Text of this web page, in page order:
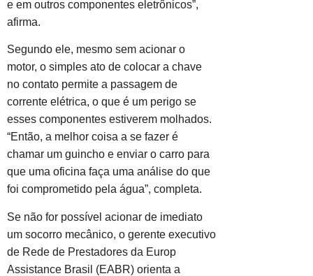
e em outros componentes eletrônicos”,
afirma.
Segundo ele, mesmo sem acionar o
motor, o simples ato de colocar a chave
no contato permite a passagem de
corrente elétrica, o que é um perigo se
esses componentes estiverem molhados.
“Então, a melhor coisa a se fazer é
chamar um guincho e enviar o carro para
que uma oficina faça uma análise do que
foi comprometido pela água”, completa.
Se não for possível acionar de imediato
um socorro mecânico, o gerente executivo
de Rede de Prestadores da Europ
Assistance Brasil (EABR) orienta a